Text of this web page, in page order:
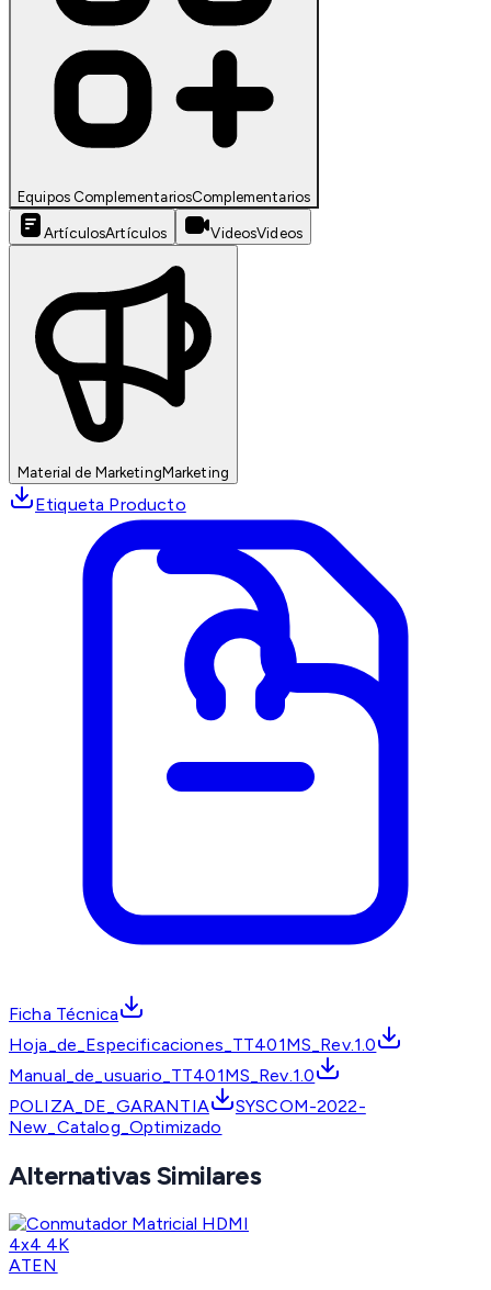
Equipos ComplementariosComplementarios
ArtículosArtículos VideosVideos
Material de MarketingMarketing
Etiqueta Producto
Ficha Técnica
Hoja_de_Especificaciones_TT401MS_Rev.1.0
Manual_de_usuario_TT401MS_Rev.1.0
POLIZA_DE_GARANTIA
SYSCOM-2022-
New_Catalog_Optimizado
Alternativas Similares
ATEN